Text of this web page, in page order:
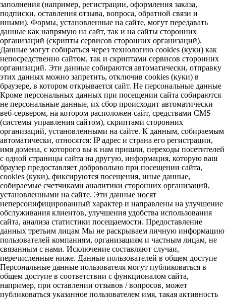
заполнения (например, регистрации, оформления заказа,
подписки, оставления отзыва, вопроса, обратной связи и
иными). Формы, установленные на сайте, могут передавать
данные как напрямую на сайт, так и на сайты сторонних
организаций (скрипты сервисов сторонних организаций).
Данные могут собираться через технологию cookies (куки) как
непосредственно сайтом, так и скриптами сервисов сторонних
организаций. Эти данные собираются автоматически, отправку
этих данных можно запретить, отключив cookies (куки) в
браузере, в котором открывается сайт. Не персональные данные
Кроме персональных данных при посещении сайта собираются
не персональные данные, их сбор происходит автоматически
веб-сервером, на котором расположен сайт, средствами CMS
(системы управления сайтом), скриптами сторонних
организаций, установленными на сайте. К данным, собираемым
автоматически, относятся: IP адрес и страна его регистрации,
имя домена, с которого вы к нам пришли, переходы посетителей
с одной страницы сайта на другую, информация, которую ваш
браузер предоставляет добровольно при посещении сайта,
cookies (куки), фиксируются посещения, иные данные,
собираемые счетчиками аналитики сторонних организаций,
установленными на сайте. Эти данные носят
неперсонифицированный характер и направлены на улучшение
обслуживания клиентов, улучшения удобства использования
сайта, анализа статистики посещаемости. Предоставление
данных третьим лицам Мы не раскрываем личную информацию
пользователей компаниям, организациям и частным лицам, не
связанным с нами. Исключение составляют случаи,
перечисленные ниже. Данные пользователей в общем доступе
Персональные данные пользователя могут публиковаться в
общем доступе в соответствии с функционалом сайта,
например, при оставлении отзывов / вопросов, может
публиковаться указанное пользователем имя, такая активность